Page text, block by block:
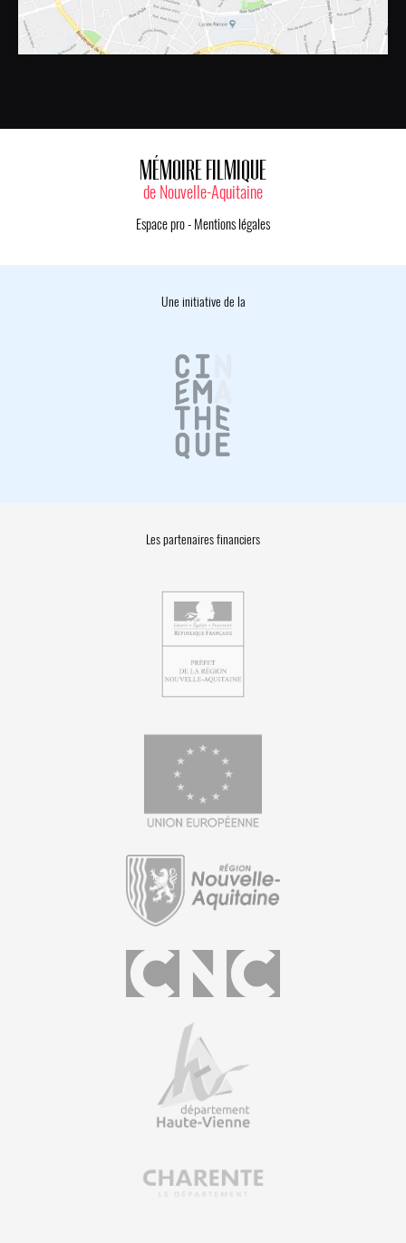
MÉMOIRE FILMIQUE
de Nouvelle-Aquitaine
Espace pro- Mentions légales
Une initiative de la
Les partenaires financiers